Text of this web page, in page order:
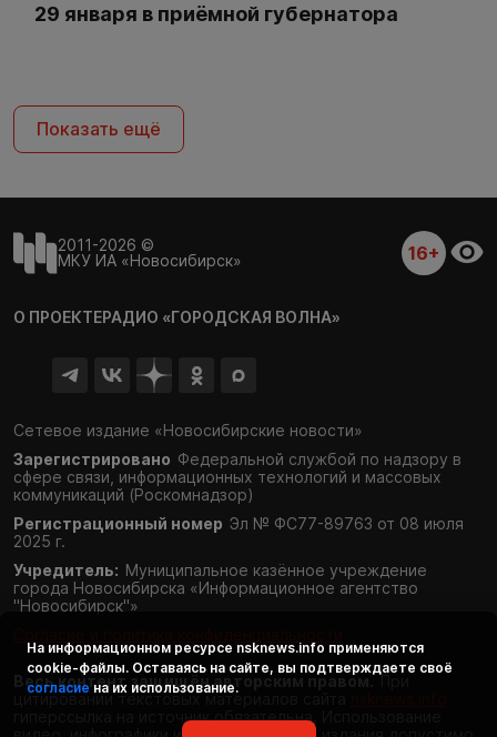
29 января в приёмной губернатора
Показать ещё
2011-2026 ©
МКУ ИА «Новосибирск»
16+
О ПРОЕКТЕРАДИО «ГОРОДСКАЯ ВОЛНА»
Сетевое издание «Новосибирские новости»
Зарегистрировано Федеральной службой по надзору в
сфере связи, информационных технологий и массовых
коммуникаций (Роскомнадзор)
Регистрационный номер Эл № ФС77-89763 от 08 июля
2025 г.
Учредитель: Муниципальное казённое учреждение
города Новосибирска «Информационное агентство
"Новосибирск"»
Весь контент защищён авторским правом. При
цитировании текстовых материалов сайта
гиперссылка на источник обязательна. Использование
На информационном ресурсе nsknews.info применяются
cookie-файлы. Оставаясь на сайте, вы подтверждаете своё
согласие на их использование.